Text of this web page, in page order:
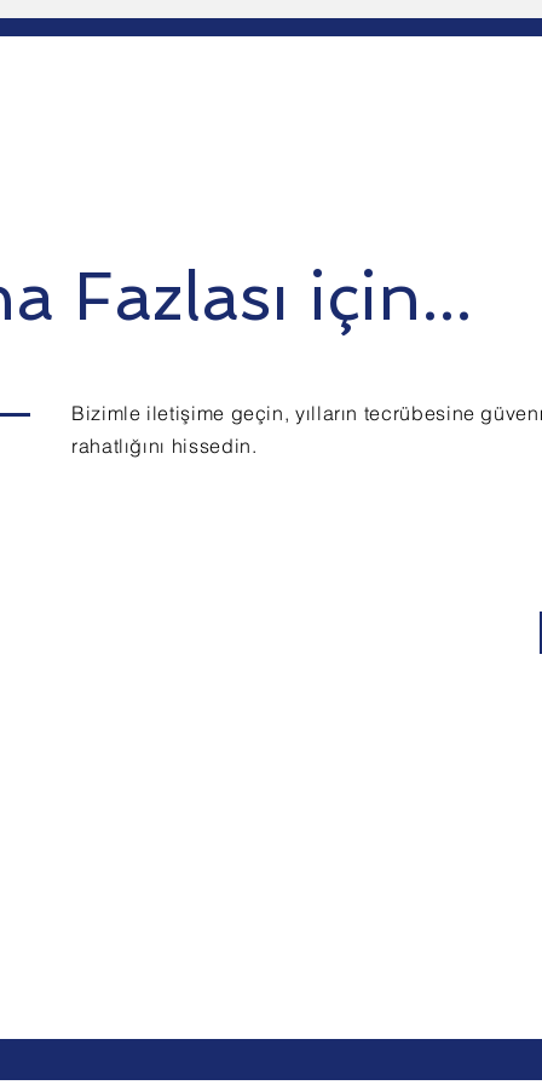
Fazlası için...
Bizimle iletişime geçin, yılların tecrübesine
rahatlığını hissedin.